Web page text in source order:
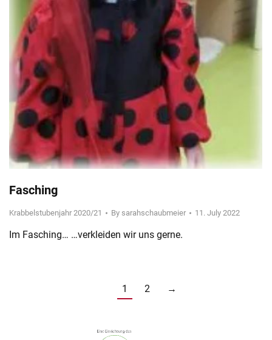
Fasching
Krabbelstubenjahr 2020/21 By sarahschaubmeier 11. July 2022
Im Fasching… …verkleiden wir uns gerne.
1 2 →